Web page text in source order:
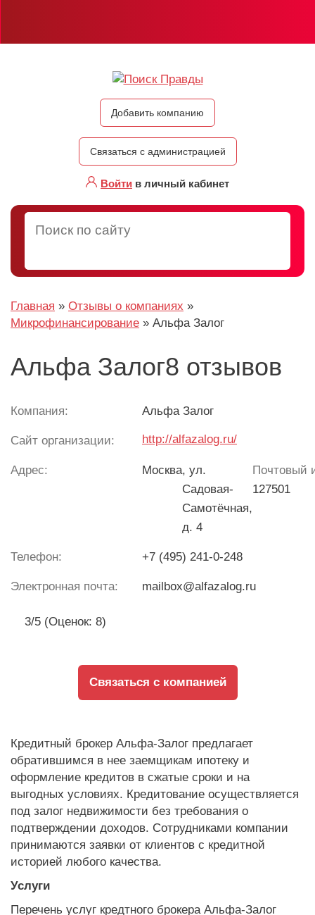
Добавить компанию
Связаться с администрацией
Войти в личный кабинет
Главная » Отзывы о компаниях »
Микрофинансирование » Альфа Залог
Альфа Залог8 отзывов
Компания: Альфа Залог
Сайт организации: http://alfazalog.ru/
Адрес: Москва, ул.
Садовая-
Самотёчная,
д. 4
Почтовый
127501
Телефон: +7 (495) 241-0-248
Электронная почта: mailbox@alfazalog.ru
3/5 (Оценок: 8)
Связаться с компанией
Кредитный брокер Альфа-Залог предлагает
обратившимся в нее заемщикам ипотеку и
оформление кредитов в сжатые сроки и на
выгодных условиях. Кредитование осуществляется
под залог недвижимости без требования о
подтверждении доходов. Сотрудниками компании
принимаются заявки от клиентов с кредитной
историей любого качества.
Услуги
Перечень услуг кредтного брокера Альфа-Залог